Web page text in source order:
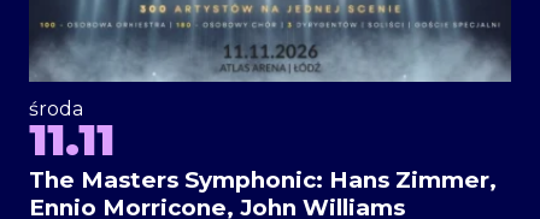
środa
11.11
The Masters Symphonic: Hans Zimmer,
Ennio Morricone, John Williams